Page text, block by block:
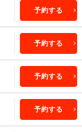
予約する
予約する
予約する
予約する